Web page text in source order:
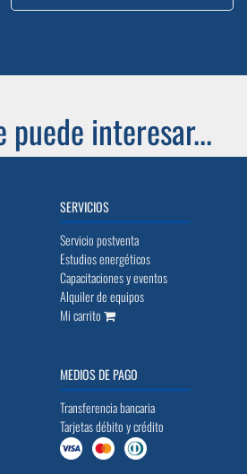
puede interesar...
SERVICIOS
Servicio postventa
Estudios energéticos
Capacitaciones y eventos
Alquiler de equipos
Mi carrito
MEDIOS DE PAGO
Transferencia bancaria
Tarjetas débito y crédito